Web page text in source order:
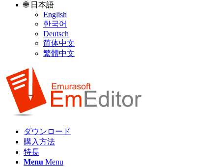
🌐 日本語
English
한국어
Deutsch
简体中文
繁體中文
ダウンロード
購入方法
特長
Menu Menu